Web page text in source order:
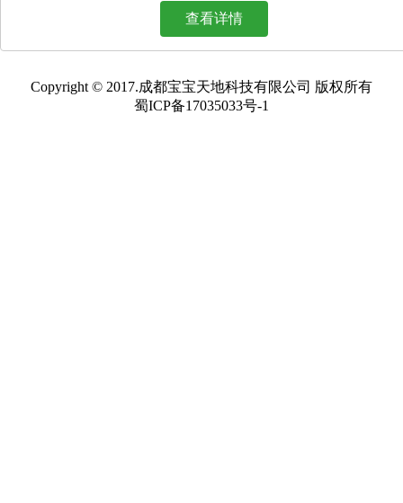
查看详情
Copyright © 2017.成都宝宝天地科技有限公司 版权所有
蜀ICP备17035033号-1